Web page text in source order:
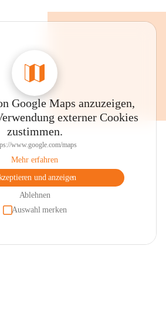
Google Maps anzuzeigen,
externer Cookies
zustimmen.
www.google.com/maps
Mehr erfahren
und anzeigen
Ablehnen
Auswahl merken